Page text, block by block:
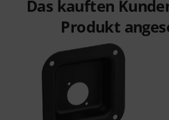
Das kauften
Produkt